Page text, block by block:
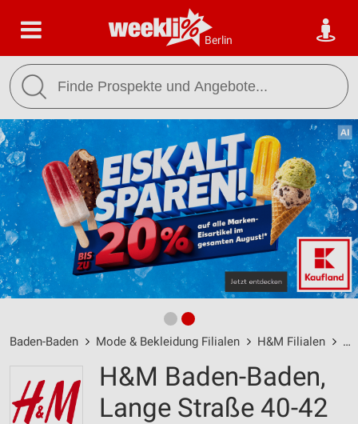
Berlin
Baden-Baden Mode & Bekleidung Filialen H&M Filialen
H&M Baden-Baden,
Lange Straße 40-42